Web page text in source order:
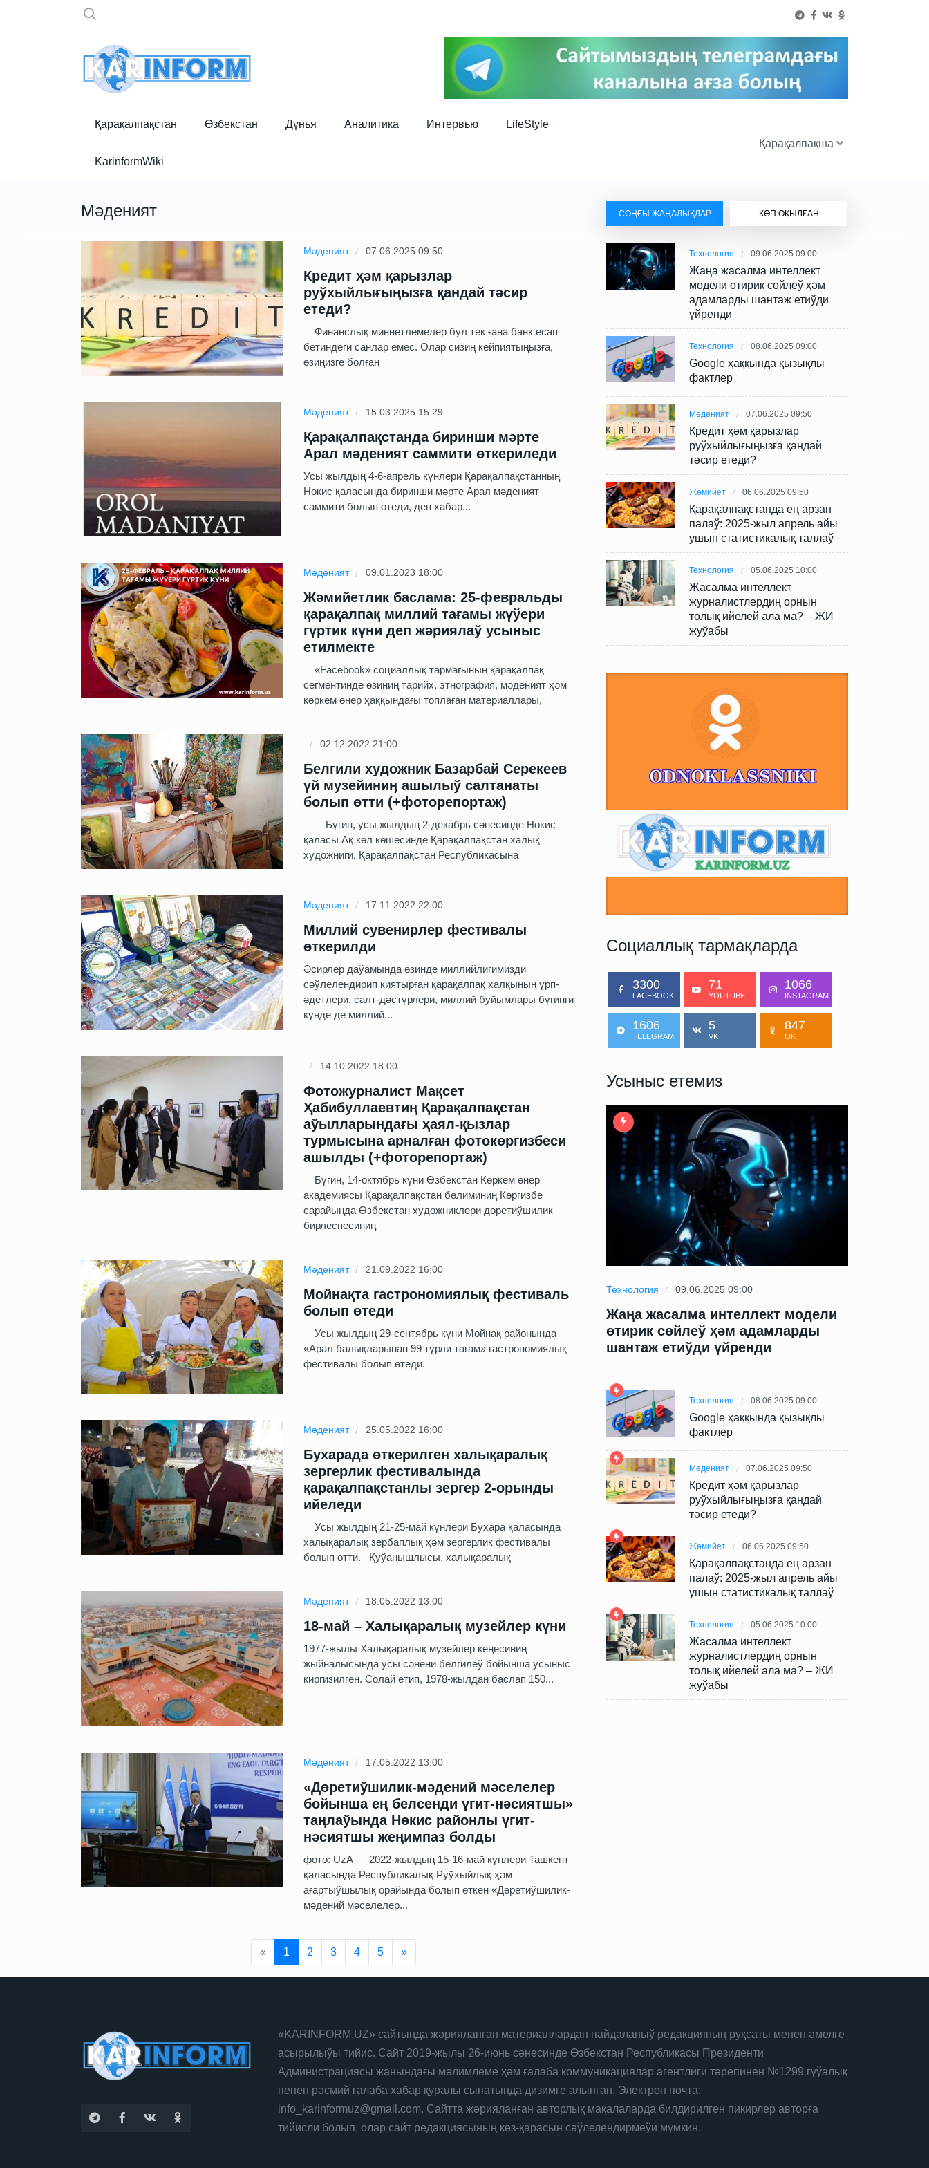
Қарақалпақстан Өзбекстан Дүнья Аналитика Интервью LifeStyle
KarinformWiki
Қарақалпақша
Мәденият
Мәденият 07.06.2025 09:50
Кредит ҳәм қарызлар
руўхыйлығыңызға қандай тәсир
етеди?
Финанслық миннетлемелер бул тек ғана банк есап
бетиндеги санлар емес. Олар сизиң кейпиятыңызға,
өзиңизге болған
Мәденият 15.03.2025 15:29
Қарақалпақстанда биринши мәрте
Арал мәденият саммити өткериледи
Усы жылдың 4-6-апрель күнлери Қарақалпақстанның
Нөкис қаласында биринши мәрте Арал мәденият
саммити болып өтеди, деп хабар...
Мәденият 09.01.2023 18:00
Жәмийетлик баслама: 25-февральды
қарақалпақ миллий тағамы жүўери
гүртик күни деп жәриялаў усыныс
етилмекте
«Facebook» социаллық тармағының қарақалпақ
сегментинде өзиниң тарийх, этнография, мәденият ҳәм
көркем өнер ҳаққындағы топлаған материаллары,
02.12.2022 21:00
Белгили художник Базарбай Серекеев
үй музейиниӊ ашылыў салтанаты
болып өтти (+фоторепортаж)
Бүгин, усы жылдың 2-декабрь сәнесинде Нөкис
қаласы Ақ көл көшесинде Қарақалпақстан халық
художниги, Қарақалпақстан Республикасына
Мәденият 17.11.2022 22:00
Миллий сувенирлер фестивалы
өткерилди
Әсирлер даўамында өзинде миллийлигимизди
сәўлелендирип киятырған қарақалпақ халқының үрп-
әдетлери, салт-дәстүрлери, миллий буйымлары бүгинги
күнде де миллий...
14.10.2022 18:00
Фотожурналист Мақсет
Ҳабибуллаевтиң Қарақалпақстан
аўылларындағы ҳаял-қызлар
турмысына арналған фотокөргизбеси
ашылды (+фоторепортаж)
Бүгин, 14-октябрь күни Өзбекстан Көркем өнер
академиясы Қарақалпақстан бөлиминиң Көргизбе
сарайында Өзбекстан художниклери дөретиўшилик
бирлеспесиниң
Мәденият 21.09.2022 16:00
Мойнақта гастрономиялық фестиваль
болып өтеди
Усы жылдың 29-сентябрь күни Мойнақ районында
«Арал балықларынан 99 түрли тағам» гастрономиялық
фестивалы болып өтеди.
Мәденият 25.05.2022 16:00
Бухарада өткерилген халықаралық
зергерлик фестивалында
қарақалпақстанлы зергер 2-орынды
ийеледи
Усы жылдың 21-25-май күнлери Бухара қаласында
халықаралық зербаплық ҳәм зергерлик фестивалы
болып өтти. Қуўанышлысы, халықаралық
Мәденият 18.05.2022 13:00
18-май – Халықаралық музейлер күни
1977-жылы Халықаралық музейлер кеңесиниң
жыйналысында усы сәнени белгилеў бойынша усыныс
киргизилген. Солай етип, 1978-жылдан баслап 150...
Мәденият 17.05.2022 13:00
«Дөретиўшилик-мәдений мәселелер
бойынша ең белсенди үгит-нәсиятшы»
таңлаўында Нөкис районлы үгит-
нәсиятшы жеңимпаз болды
фото: UzA 2022-жылдың 15-16-май күнлери Ташкент
қаласында Республикалық Руўхыйлық ҳәм
ағартыўшылық орайында болып өткен «Дөретиўшилик-
мәдений мәселелер...
«Previous
1 2 3 4 5 »Next
СОҢҒЫ ЖАҢАЛЫҚЛАР КӨП ОҚЫЛҒАН
Технология 09.06.2025 09:00
Жаңа жасалма интеллект
модели өтирик сөйлеў ҳәм
адамларды шантаж етиўди
үйренди
Технология 08.06.2025 09:00
Google ҳаққында қызықлы
фактлер
Мәденият 07.06.2025 09:50
Кредит ҳәм қарызлар
руўхыйлығыңызға қандай
тәсир етеди?
Жәмийет 06.06.2025 09:50
Қарақалпақстанда ең арзан
палаў: 2025-жыл апрель айы
ушын статистикалық таллаў
Технология 05.06.2025 10:00
Жасалма интеллект
журналистлердиң орнын
толық ийелей ала ма? – ЖИ
жуўабы
Социаллық тармақларда
3300
FACEBOOK
71
YOUTUBE
1066
INSTAGRAM
1606
TELEGRAM
5
VK
847
OK
Усыныс етемиз
Технология 09.06.2025 09:00
Жаңа жасалма интеллект модели
өтирик сөйлеў ҳәм адамларды
шантаж етиўди үйренди
Технология 09.06.2025 09:00
Жаңа жасалма интеллект модели
өтирик сөйлеў ҳәм адамларды
шантаж етиўди үйренди
Технология 09.06.2025 09:00
Жаңа жасалма интеллект модели
өтирик сөйлеў ҳәм адамларды
шантаж етиўди үйренди
Технология 08.06.2025 09:00
Google ҳаққында қызықлы
фактлер
Мәденият 07.06.2025 09:50
Кредит ҳәм қарызлар
руўхыйлығыңызға қандай
тәсир етеди?
Жәмийет 06.06.2025 09:50
Қарақалпақстанда ең арзан
палаў: 2025-жыл апрель айы
ушын статистикалық таллаў
Технология 05.06.2025 10:00
Жасалма интеллект
журналистлердиң орнын
толық ийелей ала ма? – ЖИ
жуўабы
«KARINFORM.UZ» сайтында жәрияланған материаллардан пайдаланыў редакцияның руқсаты менен әмелге
асырылыўы тийис. Сайт 2019-жылы 26-июнь сәнесинде Өзбекстан Республикасы Президенти
Администрациясы жанындағы мәлимлеме ҳәм ғалаба коммуникациялар агентлиги тәрепинен №1299 гүўалық
пенен рәсмий ғалаба хабар қуралы сыпатында дизимге алынған. Электрон почта:
info_karinformuz@gmail.com. Сайтта жәрияланған авторлық мақалаларда билдирилген пикирлер авторға
тийисли болып, олар сайт редакциясының көз-қарасын сәўлелендирмеўи мүмкин.